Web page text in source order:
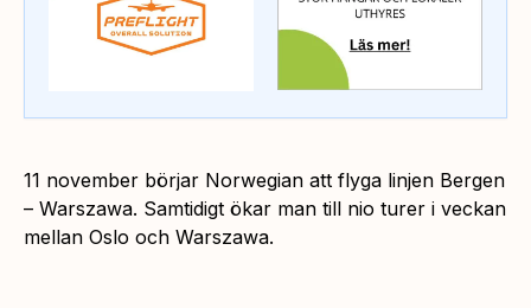
11 november börjar Norwegian att flyga linjen Bergen
– Warszawa. Samtidigt ökar man till nio turer i veckan
mellan Oslo och Warszawa.